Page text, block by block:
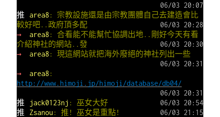
06/03 20:07
推
area8 : 宗教設施還是由宗教團體自己去建造會比
較好吧..政府頂多配
06/03 20:28
→
area8 : 合看能不能幫忙協調出地..剛好今天有看
介紹神社的網站..發
06/03 20:30
→
area8 : 現這網站就把海外廢絕的神社列出一些
06/03 20:31
→
area8 :
http://www.himoji.jp/himoji/database/db04/
06/03 20:31
推
jack0123nj : 巫女大好
06/03 20:54
推
Zsanou : 推! 巫女是重點!
06/03 21:15